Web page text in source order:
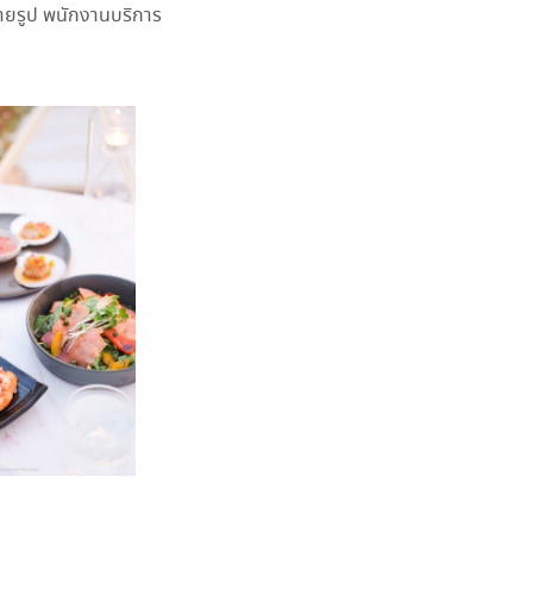
รูป พนักงานบริการ